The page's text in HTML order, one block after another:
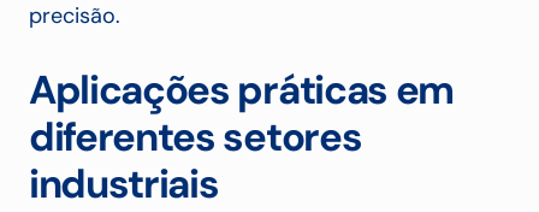
precisão.
Aplicações práticas em
diferentes setores
industriais